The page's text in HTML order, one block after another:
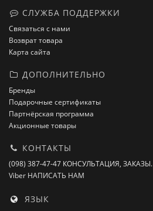
СЛУЖБА ПОДДЕРЖКИ
Связаться с нами
Возврат товара
Карта сайта
ДОПОЛНИТЕЛЬНО
Бренды
Подарочные сертификаты
Партнёрская программа
Акционные товары
КОНТАКТЫ
(098) 387-47-47 КОНСУЛЬТАЦИЯ, ЗАКАЗЫ.
Viber НАПИСАТЬ НАМ
ЯЗЫК